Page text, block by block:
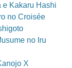
e Kakaru Hashi
no Croisée
no Iru
X